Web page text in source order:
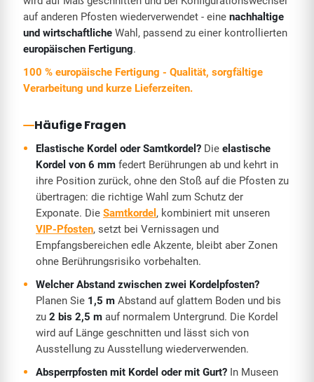
auf anderen Pfosten wiederverwendet - eine nachhaltige
und wirtschaftliche Wahl, passend zu einer kontrollierten
europäischen Fertigung.
100 % europäische Fertigung - Qualität, sorgfältige
Verarbeitung und kurze Lieferzeiten.
Häufige Fragen
Elastische Kordel oder Samtkordel? Die elastische
Kordel von 6 mm federt Berührungen ab und kehrt in
ihre Position zurück, ohne den Stoß auf die Pfosten zu
übertragen: die richtige Wahl zum Schutz der
Exponate. Die Samtkordel , kombiniert mit unseren
VIP-Pfosten, setzt bei Vernissagen und
Empfangsbereichen edle Akzente, bleibt aber Zonen
ohne Berührungsrisiko vorbehalten.
Welcher Abstand zwischen zwei Kordelpfosten?
Planen Sie 1,5 m Abstand auf glattem Boden und bis
zu 2 bis 2,5 m auf normalem Untergrund. Die Kordel
wird auf Länge geschnitten und lässt sich von
Ausstellung zu Ausstellung wiederverwenden.
Absperrpfosten mit Kordel oder mit Gurt? In Museen